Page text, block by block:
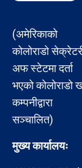
(अमेरिकाको
कोलोराडो
अफ स्टेटमा दर्ता
भएको कोलोराडो
कम्पनीद्वारा
सञ्चालित)
मुख्य कार्यालयः